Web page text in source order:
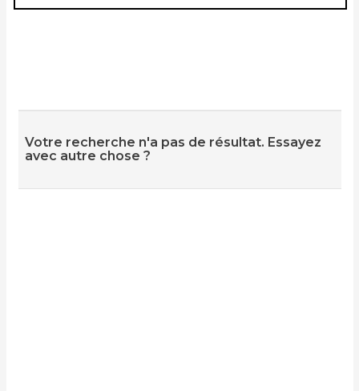
Votre recherche n'a pas de résultat. Essayez
avec autre chose ?